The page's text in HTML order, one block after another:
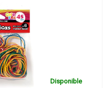
Disponible